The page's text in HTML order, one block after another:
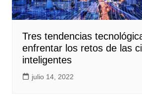
Tres tendencias
enfrentar los retos de las
inteligentes
julio 14, 2022